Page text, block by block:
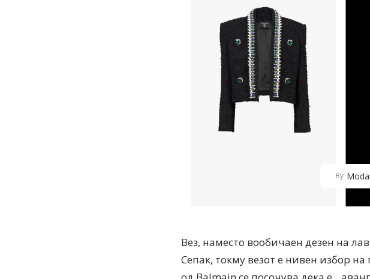
By
Вез, наместо вообичаен дезен на
Сепак, токму везот е нивен избор